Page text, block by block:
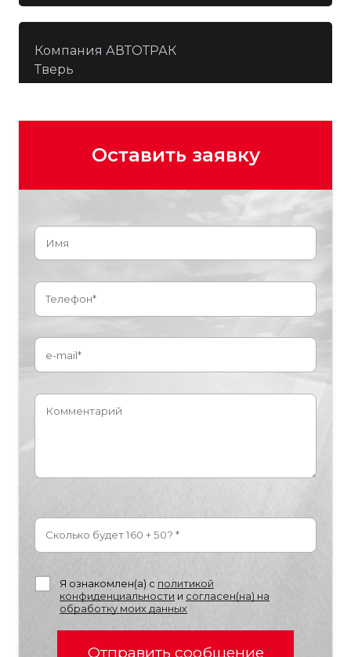
Адрес:
ул. Промстроевская, д. 44/1
Телефон:
Почта:
Компания АВТОТРАК
Тверь
Оставить заявку
Я ознакомлен(а) с политикой
конфиденциальности и согласен(на) на
обработку моих данных